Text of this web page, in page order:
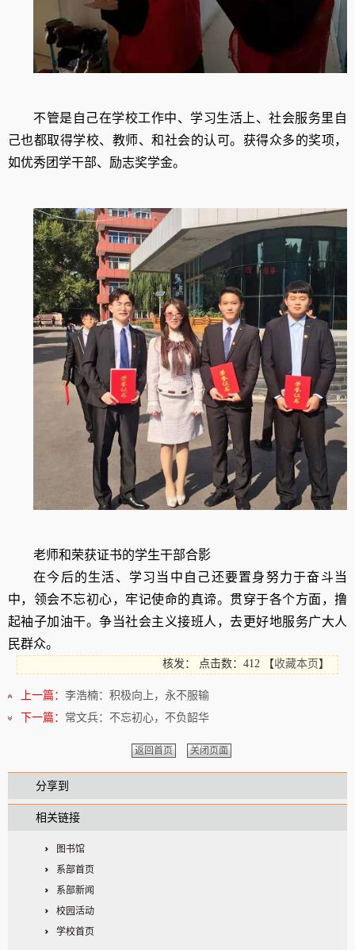
不管是自己在学校工作中、学习生活上、社会服务里自
己也都取得学校、教师、和社会的认可。获得众多的奖项，
如优秀团学干部、励志奖学金。
老师和荣获证书的学生干部合影
在今后的生活、学习当中自己还要置身努力于奋斗当
中，领会不忘初心，牢记使命的真谛。贯穿于各个方面，撸
起袖子加油干。争当社会主义接班人，去更好地服务广大人
民群众。
核发： 点击数：412 【收藏本页 】
上一篇： 李浩楠：积极向上，永不服输
下一篇： 常文兵：不忘初心，不负韶华
返回首页 关闭页面
分享到
相关链接
图书馆
系部首页
系部新闻
校园活动
学校首页